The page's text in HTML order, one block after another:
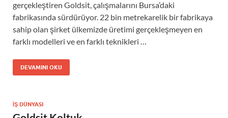
gerçekleştiren Goldsit, çalışmalarını Bursa’daki
fabrikasında sürdürüyor. 22 bin metrekarelik bir fabrikaya
sahip olan şirket ülkemizde üretimi gerçekleşmeyen en
farklı modelleri ve en farklı teknikleri …
DEVAMINI OKU
İŞ DÜNYASI